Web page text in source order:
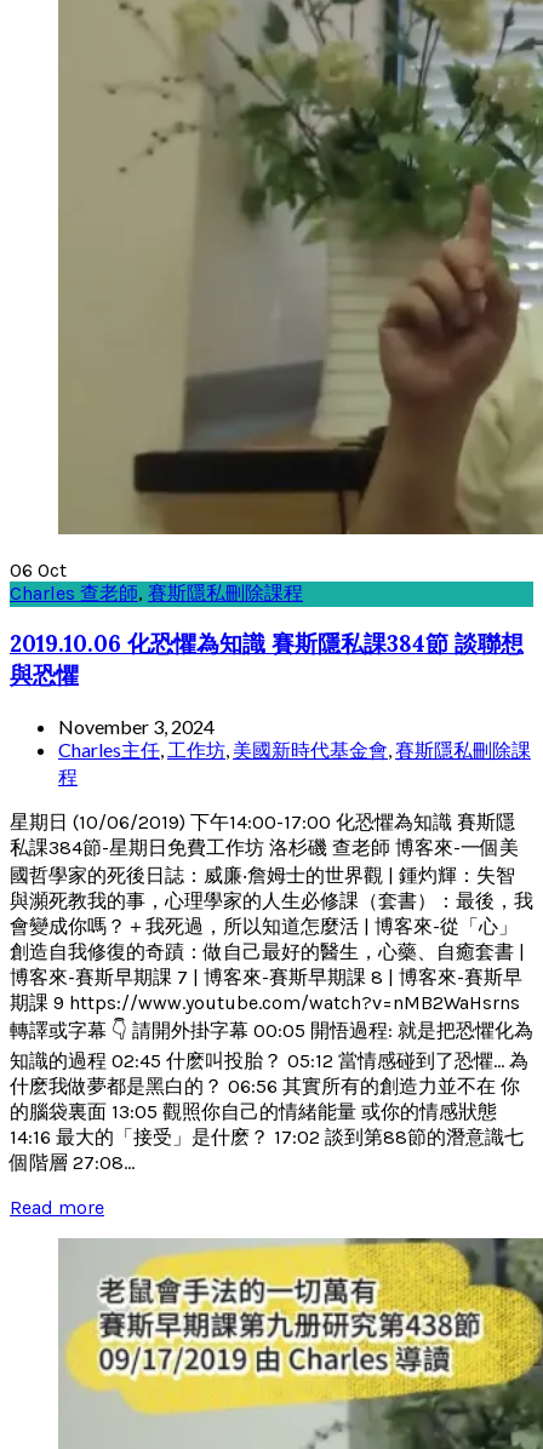
06 Oct
Charles 查老師, 賽斯隱私刪除課程
2019.10.06 化恐懼為知識 賽斯隱私課384節 談聯想
與恐懼
November 3, 2024
Charles主任, 工作坊, 美國新時代基金會,賽斯隱私刪除課
程
星期日 (10/06/2019) 下午14:00-17:00 化恐懼為知識 賽斯隱
私課384節-星期日免費工作坊 洛杉磯 查老師 博客來-一個美
國哲學家的死後日誌：威廉‧詹姆士的世界觀 | 鍾灼輝：失智
與瀕死教我的事，心理學家的人生必修課（套書）：最後，我
會變成你嗎？＋我死過，所以知道怎麼活 | 博客來-從「心」
創造自我修復的奇蹟：做自己最好的醫生，心藥、自癒套書 |
博客來-賽斯早期課 7 | 博客來-賽斯早期課 8 | 博客來-賽斯早
期課 9 https://www.youtube.com/watch?v=nMB2WaHsrns
轉譯或字幕 👇 請開外掛字幕 00:05 開悟過程: 就是把恐懼化為
知識的過程 02:45 什麽叫投胎？ 05:12 當情感碰到了恐懼... 為
什麽我做夢都是黑白的？ 06:56 其實所有的創造力並不在 你
的腦袋裏面 13:05 觀照你自己的情緒能量 或你的情感狀態
14:16 最大的「接受」是什麽？ 17:02 談到第88節的潛意識七
個階層 27:08...
Read more